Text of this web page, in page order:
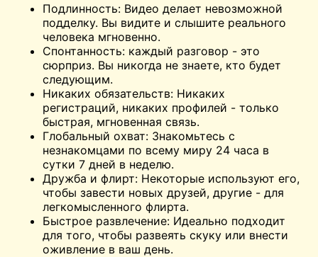
Подлинность: Видео делает невозможной
подделку. Вы видите и слышите реального
человека мгновенно.
Спонтанность: каждый разговор - это
сюрприз. Вы никогда не знаете, кто будет
следующим.
Никаких обязательств: Никаких
регистраций, никаких профилей - только
быстрая, мгновенная связь.
Глобальный охват: Знакомьтесь с
незнакомцами по всему миру 24 часа в
сутки 7 дней в неделю.
Дружба и флирт: Некоторые используют его,
чтобы завести новых друзей, другие - для
легкомысленного флирта.
Быстрое развлечение: Идеально подходит
для того, чтобы развеять скуку или внести
оживление в ваш день.